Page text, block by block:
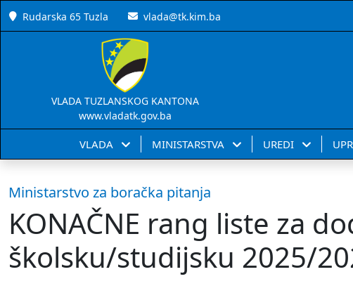
Rudarska 65 Tuzla vlada@tk.kim.ba
VLADA TUZLANSKOG KANTONA
www.vladatk.gov.ba
VLADA MINISTARSTVA UREDI
Ministarstvo za boračka pitanja
KONAČNE rang liste za
školsku/studijsku 2025/